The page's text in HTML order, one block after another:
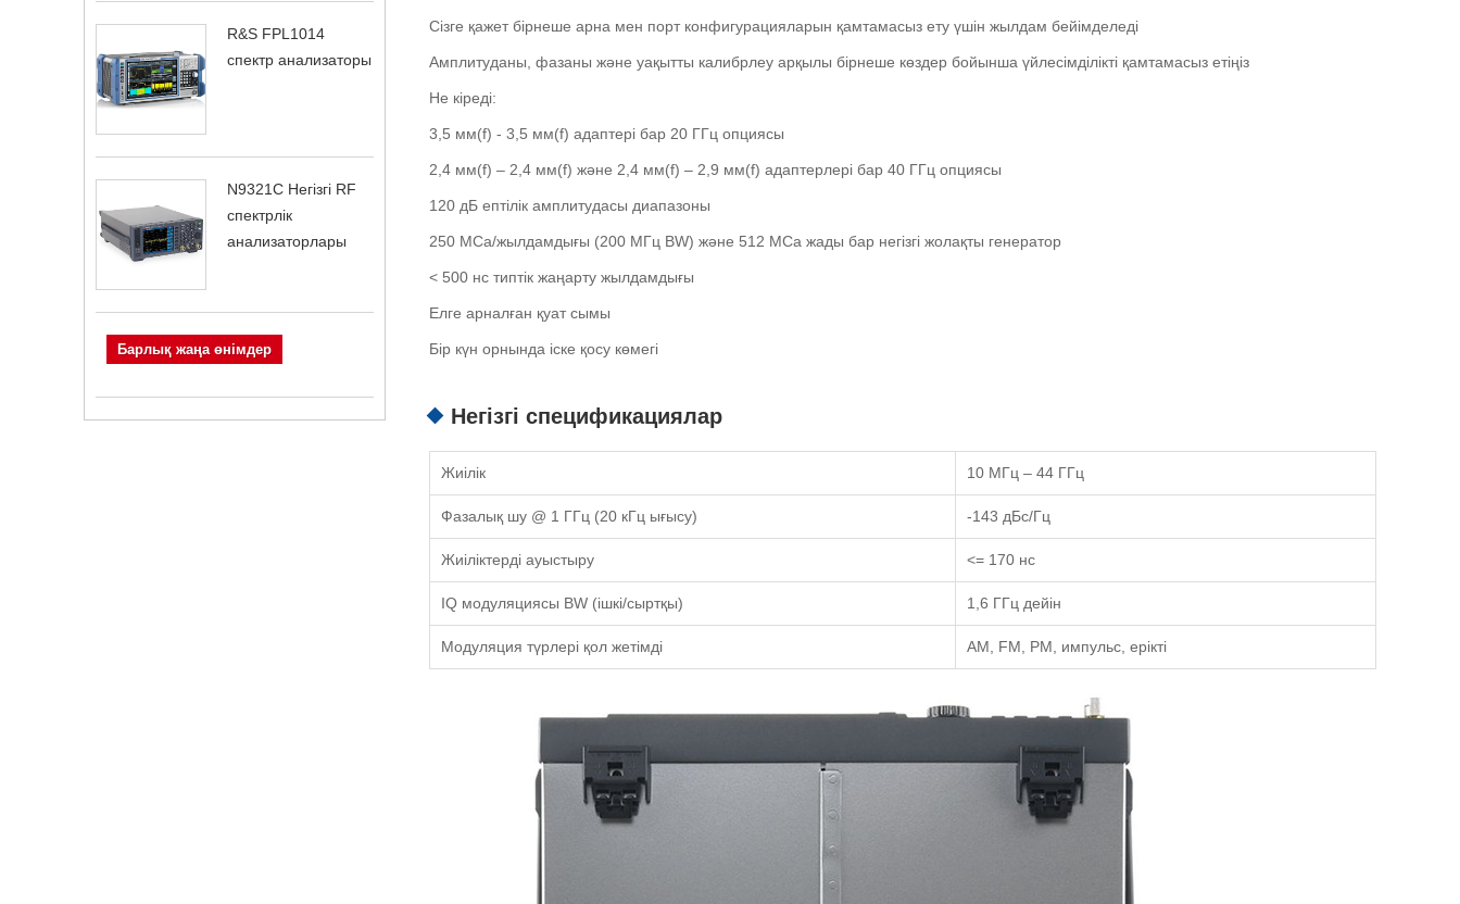
R&S FPL1014
спектр анализаторы
N9321C Негізгі RF
спектрлік
анализаторлары
Барлық жаңа өнімдер
Сізге қажет бірнеше арна мен порт конфигурацияларын қамтамасыз ету үшін жылдам бейімделеді
Амплитуданы, фазаны және уақытты калибрлеу арқылы бірнеше көздер бойынша үйлесімділікті қамтамасыз етіңіз
Не кіреді:
3,5 мм(f) - 3,5 мм(f) адаптері бар 20 ГГц опциясы
2,4 мм(f) – 2,4 мм(f) және 2,4 мм(f) – 2,9 мм(f) адаптерлері бар 40 ГГц опциясы
120 дБ ептілік амплитудасы диапазоны
250 МСа/жылдамдығы (200 МГц BW) және 512 МСа жады бар негізгі жолақты генератор
< 500 нс типтік жаңарту жылдамдығы
Елге арналған қуат сымы
Бір күн орнында іске қосу көмегі
Негізгі спецификациялар
Жиілік 10 МГц – 44 ГГц
Фазалық шу @ 1 ГГц (20 кГц ығысу) -143 дБс/Гц
Жиіліктерді ауыстыру <= 170 нс
IQ модуляциясы BW (ішкі/сыртқы) 1,6 ГГц дейін
Модуляция түрлері қол жетімді AM, FM, PM, импульс, ерікті